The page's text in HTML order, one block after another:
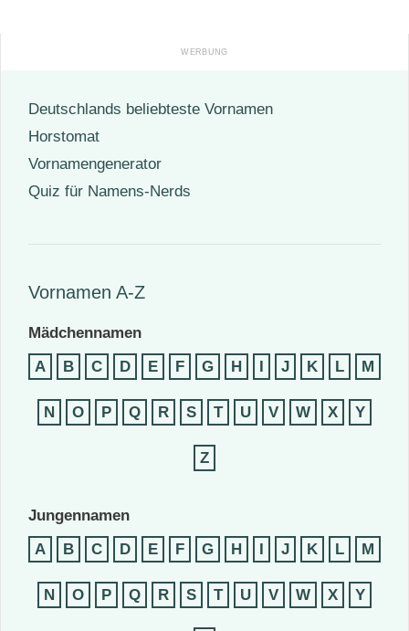
Deutschlands beliebteste Vornamen
Horstomat
Vornamengenerator
Quiz für Namens-Nerds
Vornamen A-Z
Mädchennamen
A
B C D E F G H J K L M
N O P Q R S T U V W X Y
Z
Jungennamen
A
B C D E F G H J K L M
N O P Q R S T U V W X Y